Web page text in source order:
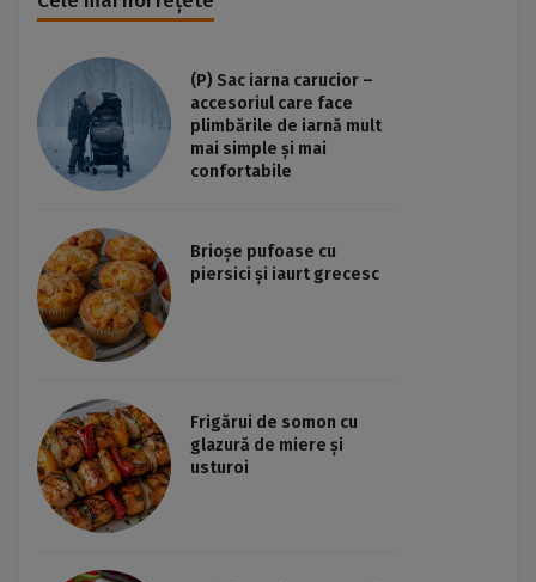
(P) Sac iarna carucior –
accesoriul care face
plimbările de iarnă mult
mai simple și mai
confortabile
Brioșe pufoase cu
piersici și iaurt grecesc
Frigărui de somon cu
glazură de miere și
usturoi